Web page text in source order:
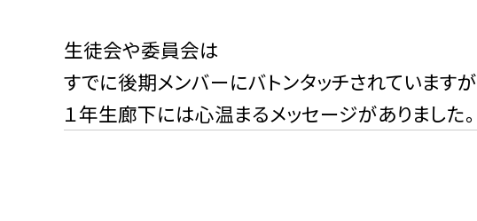
生徒会や委員会は
すでに後期メンバーにバトンタッチされていますが
１年生廊下には心温まるメッセージがありました。